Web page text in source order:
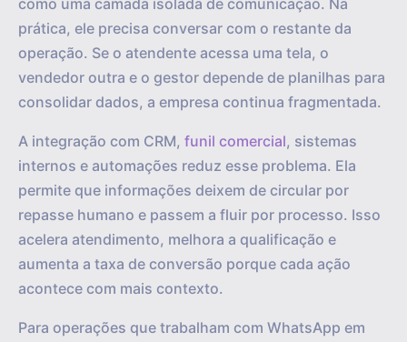
como uma camada isolada de comunicação. Na
prática, ele precisa conversar com o restante da
operação. Se o atendente acessa uma tela, o
vendedor outra e o gestor depende de planilhas para
consolidar dados, a empresa continua fragmentada.
A integração com CRM, funil comercial, sistemas
internos e automações reduz esse problema. Ela
permite que informações deixem de circular por
repasse humano e passem a fluir por processo. Isso
acelera atendimento, melhora a qualificação e
aumenta a taxa de conversão porque cada ação
acontece com mais contexto.
Para operações que trabalham com WhatsApp em